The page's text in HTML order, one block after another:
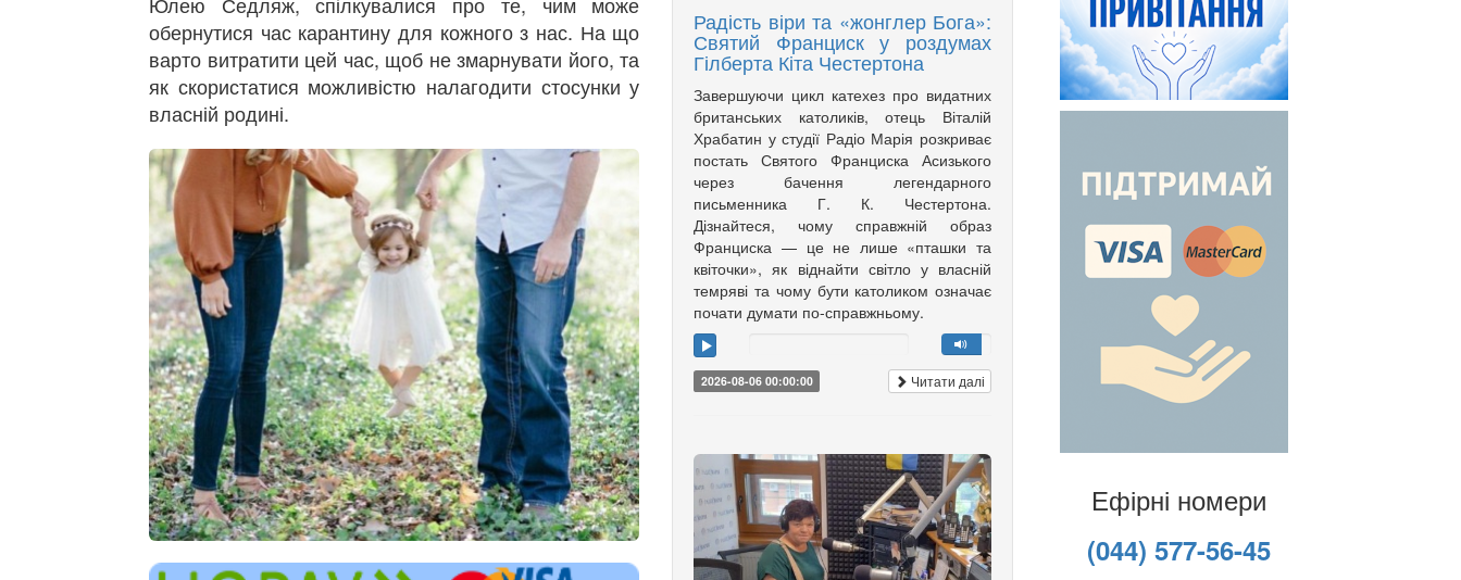
обернутися час карантину для кожного з нас. На що
варто витратити цей час, щоб не змарнувати його, та
як скористатися можливістю налагодити стосунки у
власній родині.
Радість віри та «жонглер Бога»:
Святий Франциск у роздумах
Гілберта Кіта Честертона
Завершуючи цикл катехез про видатних
британських католиків, отець Віталій
Храбатин у студії Радіо Марія розкриває
постать Святого Франциска Асизького
через бачення легендарного
письменника Г. К. Честертона.
Дізнайтеся, чому справжній образ
Франциска — це не лише «пташки та
квіточки», як віднайти світло у власній
темряві та чому бути католиком означає
почати думати по-справжньому.
2026-08-06 00:00:00 Читати далі
Ефірні номери
(044) 577-56-45